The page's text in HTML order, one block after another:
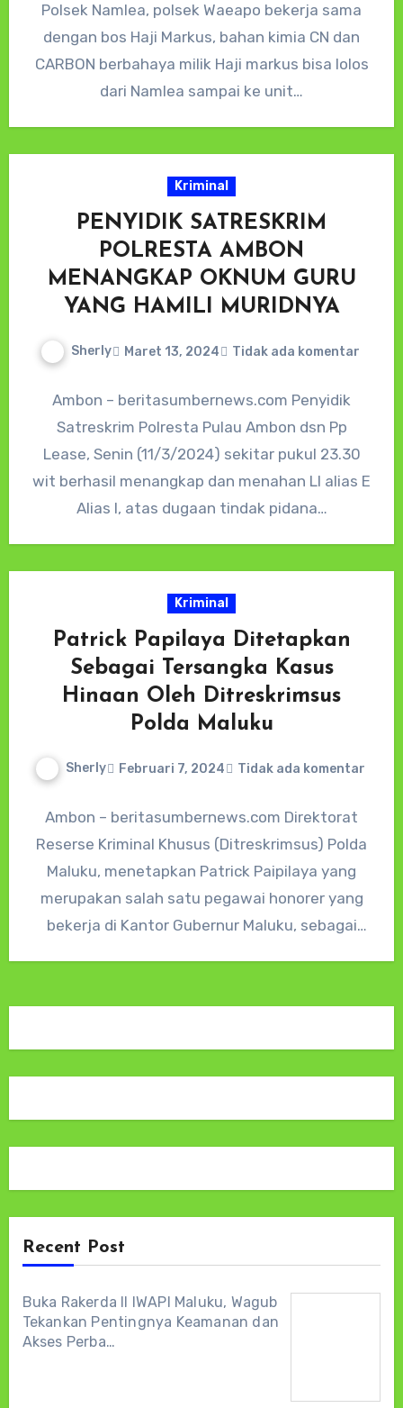
Polsek Namlea, polsek Waeapo bekerja sama
dengan bos Haji Markus, bahan kimia CN dan
CARBON berbahaya milik Haji markus bisa lolos
dari Namlea sampai ke unit…
Kriminal
PENYIDIK SATRESKRIM
POLRESTA AMBON
MENANGKAP OKNUM GURU
YANG HAMILI MURIDNYA
Sherly Maret 13, 2024 Tidak ada komentar
Ambon – beritasumbernews.com Penyidik
Satreskrim Polresta Pulau Ambon dsn Pp
Lease, Senin (11/3/2024) sekitar pukul 23.30
wit berhasil menangkap dan menahan LI alias E
Alias I, atas dugaan tindak pidana…
Kriminal
Patrick Papilaya Ditetapkan
Sebagai Tersangka Kasus
Hinaan Oleh Ditreskrimsus
Polda Maluku
Sherly Februari 7, 2024 Tidak ada komentar
Ambon – beritasumbernews.com Direktorat
Reserse Kriminal Khusus (Ditreskrimsus) Polda
Maluku, menetapkan Patrick Paipilaya yang
merupakan salah satu pegawai honorer yang
bekerja di Kantor Gubernur Maluku, sebagai
Recent Post
Buka Rakerda II IWAPI Maluku, Wagub
Tekankan Pentingnya Keamanan dan
Akses Perba…